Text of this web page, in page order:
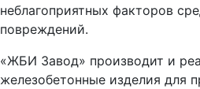
неблагоприятных факторов
повреждений.
«ЖБИ Завод» производит и
железобетонные изделия для